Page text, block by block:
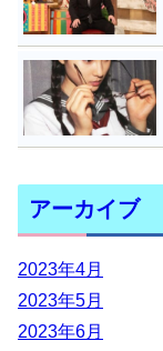
アーカイブ
2023年4月
2023年5月
2023年6月